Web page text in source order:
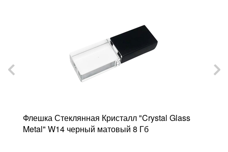
Флешка Стеклянная Кристалл "Crystal Glass
Metal" W14 черный матовый 8 Гб